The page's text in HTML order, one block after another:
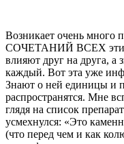
Возникает очень много
СОЧЕТАНИЙ ВСЕХ
влияют друг на друга, а
каждый. Вот эта уже
Знают о ней единицы и
распространятся. Мне
глядя на список
усмехнулся: «Это
(что перед чем и как